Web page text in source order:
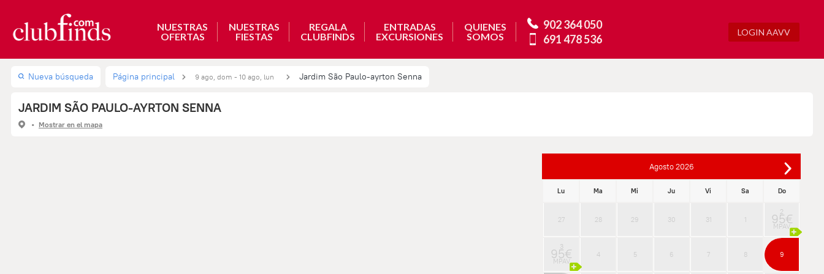
NUESTRAS
OFERTAS
NUESTRAS
FIESTAS
REGALA
CLUBFINDS
ENTRADAS
EXCURSIONES
QUIENES
SOMOS
902 364 050
691 478 536
LOGIN AAVV
Nueva búsqueda Página principal 9 ago, dom - 10 ago, lun Jardim São Paulo-ayrton Senna
JARDIM SÃO PAULO-AYRTON SENNA
Mostrar en el mapa
Agosto 2026
Lu Ma Mi Ju Vi Sa Do
27 28 29 30 31 1
2
95€
MPAV
3
95€
MPAV
4 5 6 7 8 9